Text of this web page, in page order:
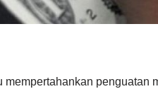
mempertahankan penguatan